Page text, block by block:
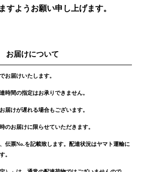
すようお願い申し上げます。
お届けについて
お届けいたします。
時間の指定はお承りできません。
届けが遅れる場合もございます。
のお届けに限らせていただきます。
伝票No.を記載致します。配達状況はヤマト運輸に
。